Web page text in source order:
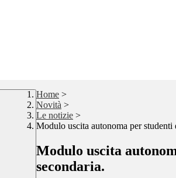
Home >
Novità >
Le notizie >
Modulo uscita autonoma per studenti
Modulo uscita
secondaria.